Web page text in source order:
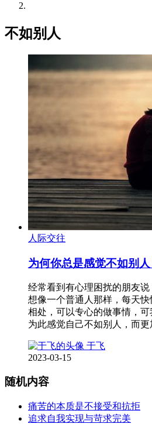
不如别人
人际交往
为何你总是感觉不如别人
经常看到有心理困扰的朋友
想像一个普通人那样，每天
相处，可以专心的做事情，
为此感觉自己不如别人，而
于飞
2023-03-15
随机内容
痛苦的本质是不接受和抗拒
追求自我实现与苛求完美